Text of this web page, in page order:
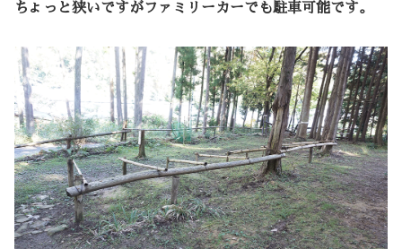
ちょっと狭いですがファミリーカーでも駐車可能です。